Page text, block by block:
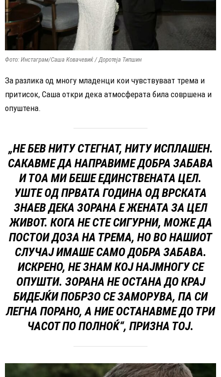
Фото: Инстаграм/Саша Ковачевиќ / Доротеја Типшин
За разлика од многу младенци кои чувствуваат трема и
притисок, Саша откри дека атмосферата била совршена и
опуштена.
„НЕ БЕВ НИТУ СТЕГНАТ, НИТУ ИСПЛАШЕН.
САКАВМЕ ДА НАПРАВИМЕ ДОБРА ЗАБАВА
И ТОА МИ БЕШЕ ЕДИНСТВЕНАТА ЦЕЛ.
УШТЕ ОД ПРВАТА ГОДИНА ОД ВРСКАТА
ЗНАЕВ ДЕКА ЗОРАНА Е ЖЕНАТА ЗА ЦЕЛ
ЖИВОТ. КОГА НЕ СТЕ СИГУРНИ, МОЖЕ ДА
ПОСТОИ ДОЗА НА ТРЕМА, НО ВО НАШИОТ
СЛУЧАЈ ИМАШЕ САМО ДОБРА ЗАБАВА.
ИСКРЕНО, НЕ ЗНАМ КОЈ НАЈМНОГУ СЕ
ОПУШТИ. ЗОРАНА НЕ ОСТАНА ДО КРАЈ
БИДЕЈЌИ ПОБРЗО СЕ ЗАМОРУВА, ПА СИ
ЛЕГНА ПОРАНО, А НИЕ ОСТАНАВМЕ ДО ТРИ
ЧАСОТ ПО ПОЛНОЌ“, ПРИЗНА ТОЈ.